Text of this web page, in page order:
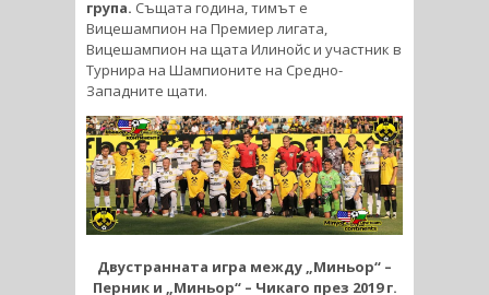
група. Същата година, тимът е
Вицешампион на Премиер лигата,
Вицешампион на щата Илинойс и участник в
Турнира на Шампионите на Средно-
Западните щати.
Двустранната игра между „Миньор“ –
Перник и „Миньор“ – Чикаго през 2019 г.